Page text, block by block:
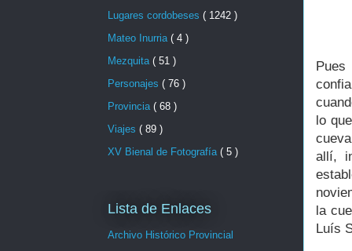
lo
allí,
la
Luís
Lugares cordobeses ( 1242 )
Mateo Inurria ( 4 )
Mezquita ( 51 )
Personajes ( 76 )
Provincia ( 68 )
Viajes ( 89 )
XV Bienal de Fotografía ( 5 )
Lista de Enlaces
Archivo Histórico Provincial